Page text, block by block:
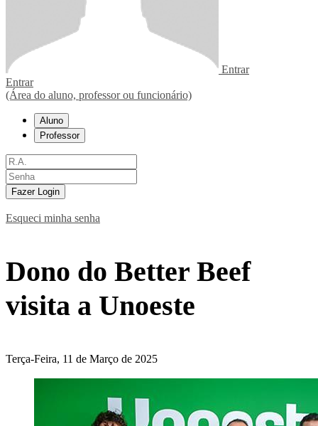
Entrar
Entrar
(Área do aluno, professor ou funcionário)
Aluno
Professor
Fazer Login
Esqueci minha senha
Dono do Better Beef
visita a Unoeste
Terça-Feira, 11 de Março de 2025